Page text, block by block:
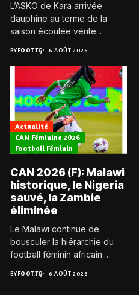
L’ASKO de Kara arrivée
dauphine au terme de la
saison écoulée vérite...
BYFOOT.TG 6 AOÛT 2026
Actualité
CAN Féminine 2026
Football Féminin
CAN 2026 (F): Malawi
historique, le Nigeria
sauvé, la Zambie
éliminée
Le Malawi continue de
bousculer la hiérarchie du
football féminin africain.
BYFOOT.TG 6 AOÛT 2026